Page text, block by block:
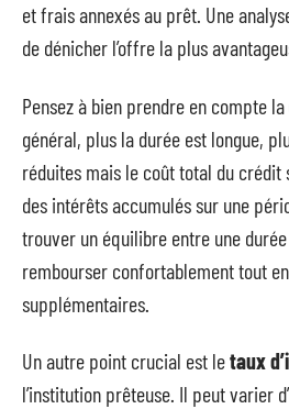
et frais annexés au prêt. Une
de dénicher l’offre la plus
Pensez à bien prendre en compte la
général, plus la durée est longue,
réduites mais le coût total du crédit
des intérêts accumulés sur une
trouver un équilibre entre une
rembourser confortablement tout
supplémentaires.
Un autre point crucial est letaux
l’institution prêteuse. Il peut varier